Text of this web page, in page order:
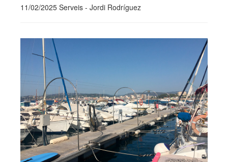
11/02/2025 Serveis - Jordi Rodríguez